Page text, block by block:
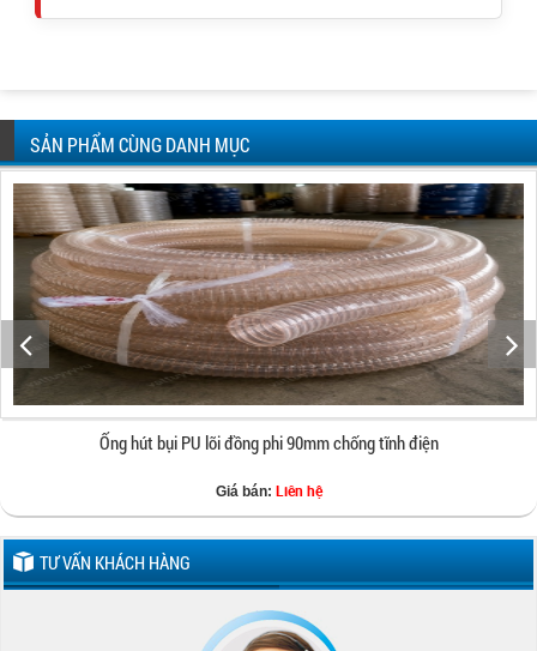
SẢN PHẨM CÙNG DANH MỤC
Ống hút bụi PU lõi đồng phi 90mm chống tĩnh điện
Giá bán: Liên hệ
TƯ VẤN KHÁCH HÀNG